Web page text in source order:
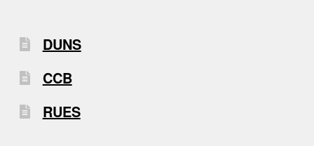
DUNS
CCB
RUES